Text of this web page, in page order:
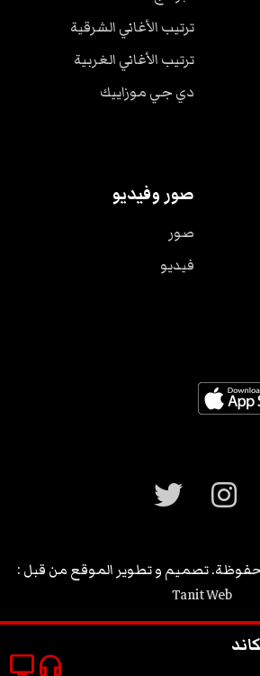
ترتيب الأغاني الشرقية
ترتيب الأغاني الغربية
دي جي موزاييك
صور وفيديو
صور
فيديو
تصميم و تطوير الموقع من قبل :
Tanit Web
headphones
tv